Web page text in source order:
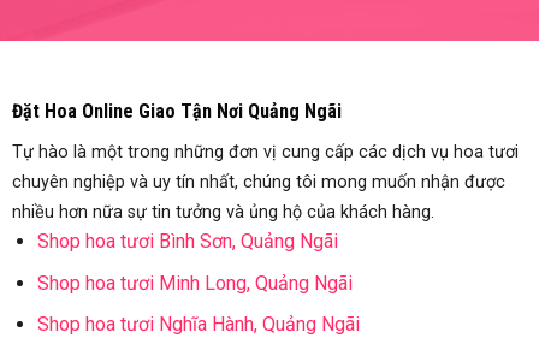
Đặt Hoa Online Giao Tận Nơi Quảng Ngãi
Tự hào là một trong những đơn vị cung cấp các dịch vụ hoa tươi
chuyên nghiệp và uy tín nhất, chúng tôi mong muốn nhận được
nhiều hơn nữa sự tin tưởng và ủng hộ của khách hàng.
Shop hoa tươi Bình Sơn, Quảng Ngãi
Shop hoa tươi Minh Long, Quảng Ngãi
Shop hoa tươi Nghĩa Hành, Quảng Ngãi